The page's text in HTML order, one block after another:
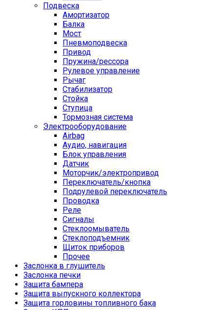
Подвеска
Амортизатор
Балка
Мост
Пневмоподвеска
Привод
Пружина/рессора
Рулевое управление
Рычаг
Стабилизатор
Стойка
Ступица
Тормозная система
Электрооборудование
Airbag
Аудио, навигация
Блок управления
Датчик
Моторчик/электропривод
Переключатель/кнопка
Подрулевой переключатель
Проводка
Реле
Сигналы
Стеклоомыватель
Стеклоподъемник
Щиток приборов
Прочее
Заслонка в глушитель
Заслонка печки
Защита бампера
Защита выпускного коллектора
Защита горловины топливного бака